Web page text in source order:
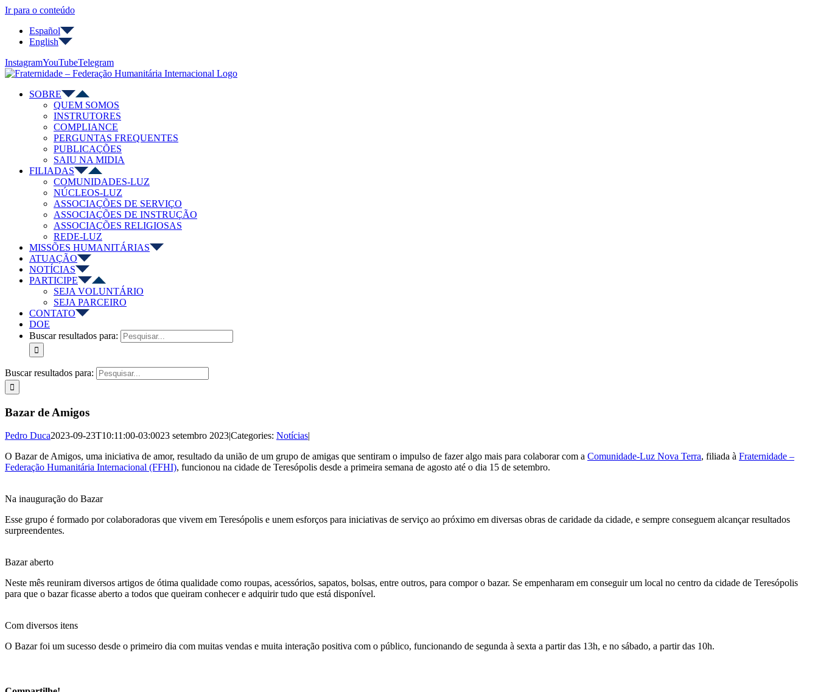
Ir para o conteúdo
Español
English
InstagramYouTubeTelegram
SOBRE
QUEM SOMOS
INSTRUTORES
COMPLIANCE
PERGUNTAS FREQUENTES
PUBLICAÇÕES
SAIU NA MIDIA
FILIADAS
COMUNIDADES-LUZ
NÚCLEOS-LUZ
ASSOCIAÇÕES DE SERVIÇO
ASSOCIAÇÕES DE INSTRUÇÃO
ASSOCIAÇÕES RELIGIOSAS
REDE-LUZ
MISSÕES HUMANITÁRIAS
ATUAÇÃO
NOTÍCIAS
PARTICIPE
SEJA VOLUNTÁRIO
SEJA PARCEIRO
CONTATO
DOE
Buscar resultados para:
Buscar resultados para:
Bazar de Amigos
Pedro Duca2023-09-23T10:11:00-03:0023 setembro 2023|Categories: Notícias|
O Bazar de Amigos, uma iniciativa de amor, resultado da união de um grupo de amigas que sentiram o impulso de fazer algo mais para colaborar com a Comunidade-Luz Nova Terra, filiada à Fraternidade –
Federação Humanitária Internacional (FFHI), funcionou na cidade de Teresópolis desde a primeira semana de agosto até o dia 15 de setembro.
Na inauguração do Bazar
Esse grupo é formado por colaboradoras que vivem em Teresópolis e unem esforços para iniciativas de serviço ao próximo em diversas obras de caridade da cidade, e sempre conseguem alcançar resultados
surpreendentes.
Bazar aberto
Neste mês reuniram diversos artigos de ótima qualidade como roupas, acessórios, sapatos, bolsas, entre outros, para compor o bazar. Se empenharam em conseguir um local no centro da cidade de Teresópolis
para que o bazar ficasse aberto a todos que queiram conhecer e adquirir tudo que está disponível.
Com diversos itens
O Bazar foi um sucesso desde o primeiro dia com muitas vendas e muita interação positiva com o público, funcionando de segunda à sexta a partir das 13h, e no sábado, a partir das 10h.